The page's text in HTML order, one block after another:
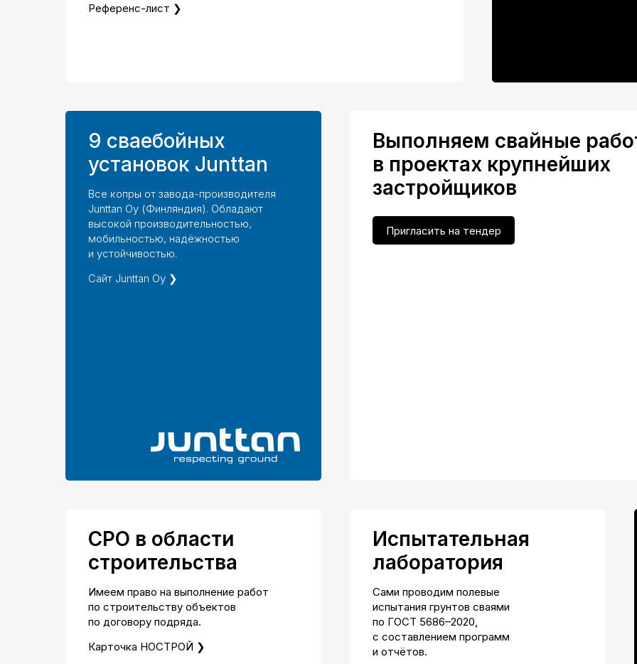
Референс-лист ❯
9 сваебойных
установок Junttan
Все копры от завода-производителя
Junttan Oy (Финляндия). Обладают
высокой производительностью,
мобильностью, надёжностью
и устойчивостью.
Сайт Junttan Oy ❯
Выполняем свайные
в проектах крупнейших
застройщиков
Пригласить на тендер
СРО в области
строительства
Имеем право на выполнение работ
по строительству объектов
по договору подряда.
Карточка НОСТРОЙ ❯
Испытательная
лаборатория
Сами проводим полевые
испытания грунтов сваями
по ГОСТ 5686–2020,
с составлением программ
и отчётов.